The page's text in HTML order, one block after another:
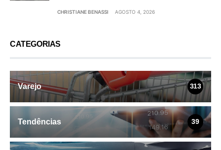
CHRISTIANE BENASSI AGOSTO 4, 2026
CATEGORIAS
Varejo 313
Tendências 39